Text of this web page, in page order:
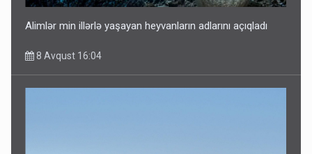
Alimlər min illərlə yaşayan heyvanların adlarını açıqladı
8 Avqust 16:04